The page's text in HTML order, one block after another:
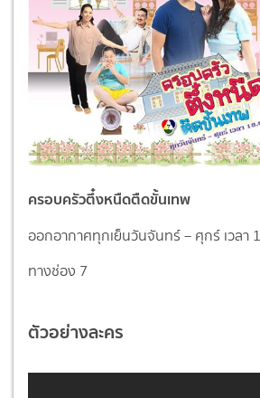
ครอบครัวตึ๋งหนืดตืดขั้นเทพ
ออกอากาศทุกเย็นวันจันทร์ – ศุกร์ เวลา
ทางช่อง 7
ตัวอย่างละคร